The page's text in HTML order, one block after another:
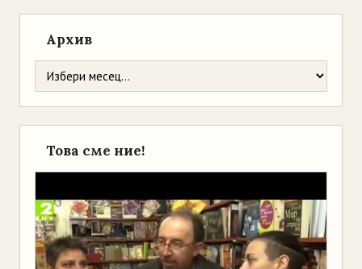
Архив
Това сме ние!